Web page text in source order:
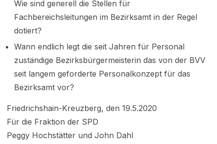
Wie sind generell die Stellen für
Fachbereichsleitungen im Bezirksamt in der Regel
dotiert?
Wann endlich legt die seit Jahren für Personal
zuständige Bezirksbürgermeisterin das von der BVV
seit langem geforderte Personalkonzept für das
Bezirksamt vor?
Friedrichshain-Kreuzberg, den 19.5.2020
Für die Fraktion der SPD
Peggy Hochstätter und John Dahl